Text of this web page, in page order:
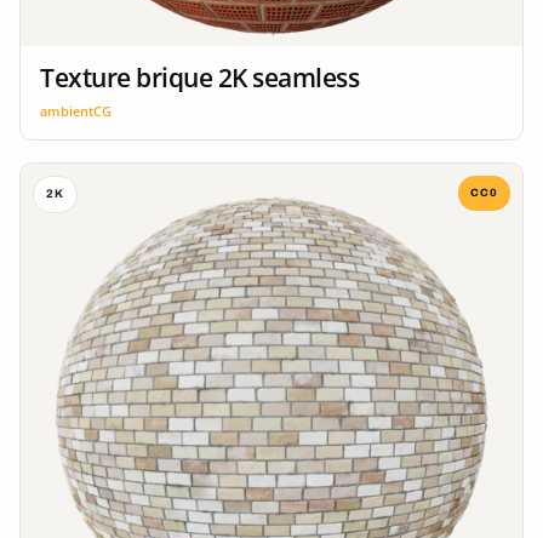
Texture brique 2K seamless
ambientCG
2K CC0